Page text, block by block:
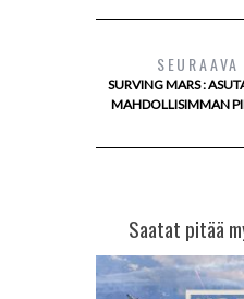
SURVING MARS :
MAHDOLLISIMMAN
Saatat pitää